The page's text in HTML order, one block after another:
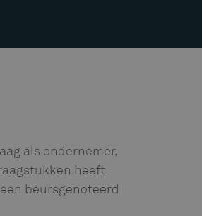
als ondernemer,
heeft
beursgenoteerd